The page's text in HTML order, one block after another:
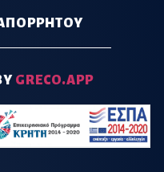
GRECO.APP